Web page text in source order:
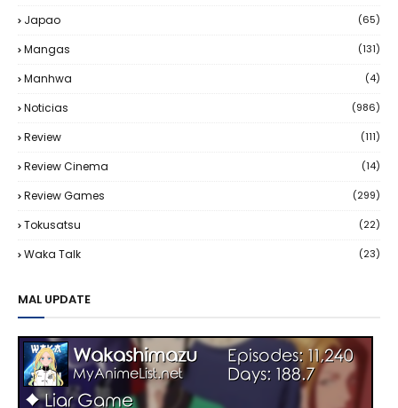
Japao (65)
Mangas (131)
Manhwa (4)
Noticias (986)
Review (111)
Review Cinema (14)
Review Games (299)
Tokusatsu (22)
Waka Talk (23)
MAL UPDATE